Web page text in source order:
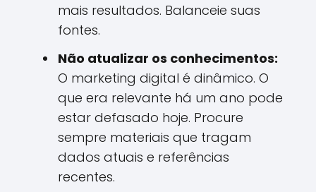
mais resultados. Balanceie suas
fontes.
Não atualizar os conhecimentos:
O marketing digital é dinâmico. O
que era relevante há um ano pode
estar defasado hoje. Procure
sempre materiais que tragam
dados atuais e referências
recentes.